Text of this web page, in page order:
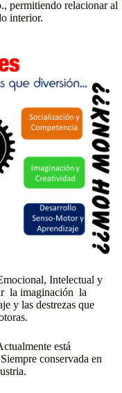
permitiendo relacionar al
interior.
Intelectual y
la imaginación la
y las destrezas que
está
conservada en